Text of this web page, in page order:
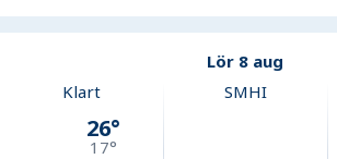
Lör 8 aug
Klart
26°
17°
SMHI